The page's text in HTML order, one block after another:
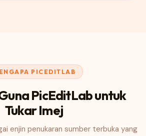
PICEDITLAB
PicEditLab untuk
Tukar Imej
enjin penukaran sumber terbuka yang